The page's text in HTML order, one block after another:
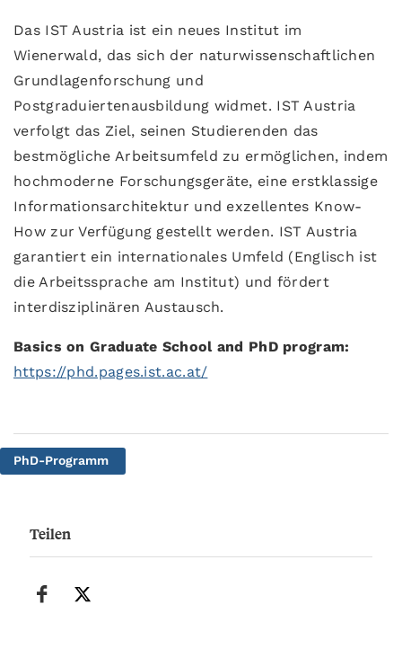
Das IST Austria ist ein neues Institut im
Wienerwald, das sich der naturwissenschaftlichen
Grundlagenforschung und
Postgraduiertenausbildung widmet. IST Austria
verfolgt das Ziel, seinen Studierenden das
bestmögliche Arbeitsumfeld zu ermöglichen, indem
hochmoderne Forschungsgeräte, eine erstklassige
Informationsarchitektur und exzellentes Know-
How zur Verfügung gestellt werden. IST Austria
garantiert ein internationales Umfeld (Englisch ist
die Arbeitssprache am Institut) und fördert
interdisziplinären Austausch.
Basics on Graduate School and PhD program:
https://phd.pages.ist.ac.at/
PhD-Programm
Teilen